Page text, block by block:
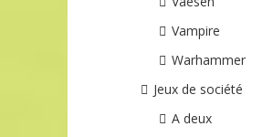
Vampire
Warhammer
Jeux de société
A deux